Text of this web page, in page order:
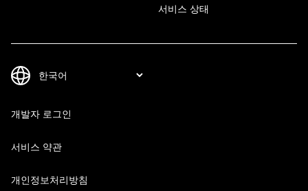
서비스 상태
개발자 로그인
서비스 약관
개인정보처리방침